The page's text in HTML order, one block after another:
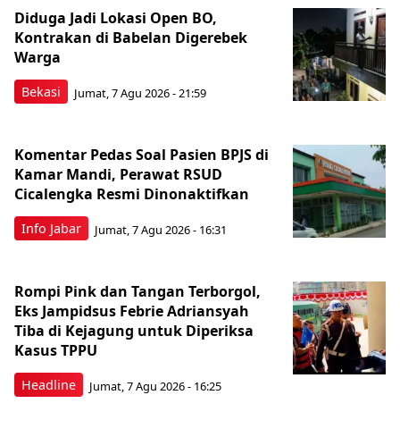
Bekasi
Diduga Jadi Lokasi Open BO,
Kontrakan di Babelan Digerebek
Warga
Jumat, 7 Agu 2026 - 21:59
Info Jabar
Komentar Pedas Soal Pasien BPJS di
Kamar Mandi, Perawat RSUD
Cicalengka Resmi Dinonaktifkan
Jumat, 7 Agu 2026 - 16:31
Headline
Rompi Pink dan Tangan Terborgol,
Eks Jampidsus Febrie Adriansyah
Tiba di Kejagung untuk Diperiksa
Kasus TPPU
Jumat, 7 Agu 2026 - 16:25